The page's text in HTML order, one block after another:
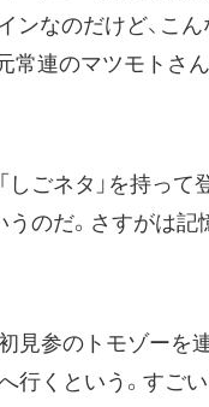
ンなのだけど、こ
連のマツモトさ
ごネタ」を持って
うのだ。さすがは
見参のトモゾーを
行くという。すご